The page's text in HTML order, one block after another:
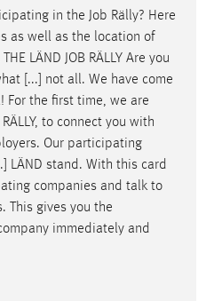
in the Job Rälly? Here
as well as the location of
LÄND JOB RÄLLY Are you
[...] not all. We have come
For the first time, we are
RÄLLY, to connect you with
Our participating
LÄND stand. With this card
companies and talk to
This gives you the
immediately and
mibew_locale, mibew-
nutzen zu können.